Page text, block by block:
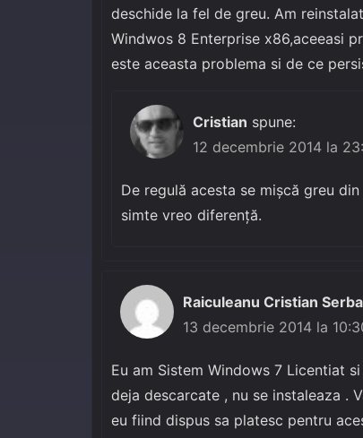
deschide la fel de greu. Am
Windwos 8 Enterprise x86,aceeasi
este aceasta problema si de ce
Cristian spune:
12 decembrie 2014 la
De regulă acesta se mișcă greu
simte vreo diferență.
Raiculeanu Cristian
13 decembrie 2014 la
Eu am Sistem Windows 7 Licentiat
deja descarcate , nu se instaleaza .
eu fiind dispus sa platesc pentru